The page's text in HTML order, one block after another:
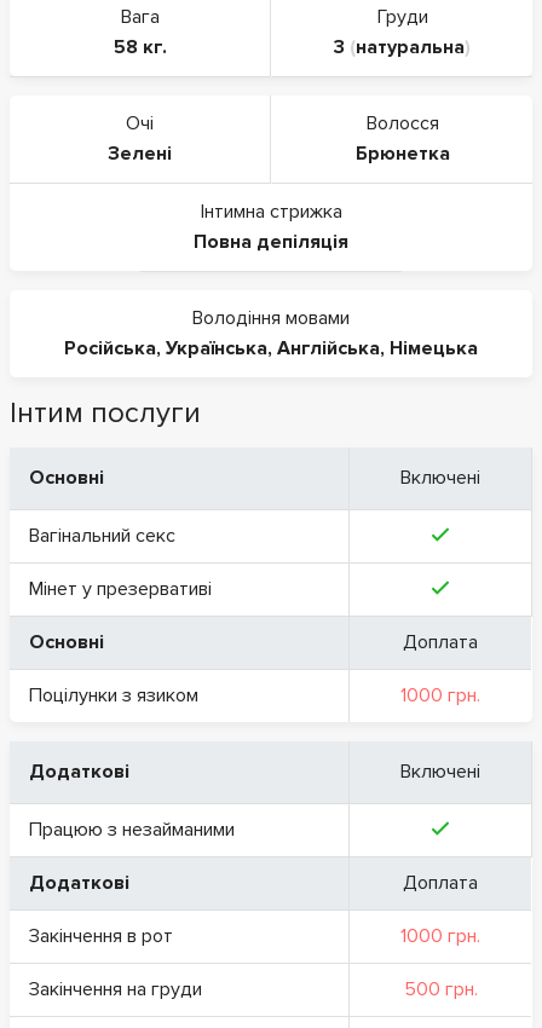
Вага
58 кг.
Груди
3 (натуральна)
Очі
Зелені
Волосся
Брюнетка
Інтимна стрижка
Повна депіляція
Володіння мовами
Російська, Українська, Англійська, Німецька
Інтим послуги
Основні Включені
Вагінальний секс
Мінет у презервативі
Основні Доплата
Поцілунки з язиком 1000 грн.
Додаткові Включені
Працюю з незайманими
Додаткові Доплата
Закінчення в рот 1000 грн.
Закінчення на груди 500 грн.